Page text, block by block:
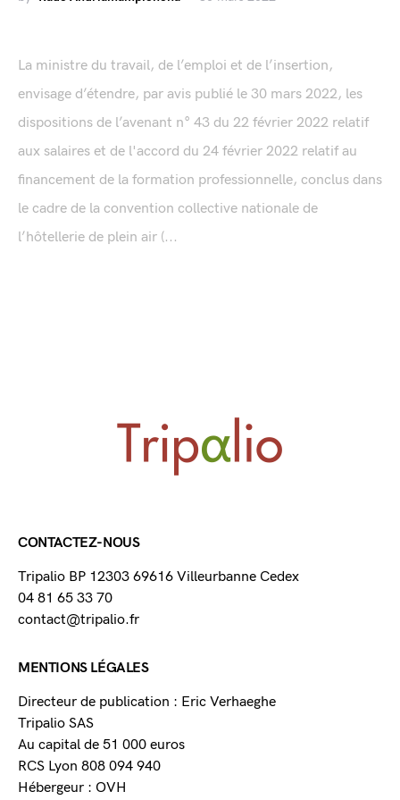
La ministre du travail, de l’emploi et de l’insertion,
envisage d’étendre, par avis publié le 30 mars 2022, les
dispositions de l’avenant n° 43 du 22 février 2022 relatif
aux salaires et de l'accord du 24 février 2022 relatif au
financement de la formation professionnelle, conclus dans
le cadre de la convention collective nationale de
l’hôtellerie de plein air (...
CONTACTEZ-NOUS
Tripalio BP 12303 69616 Villeurbanne Cedex
04 81 65 33 70
contact@tripalio.fr
MENTIONS LÉGALES
Directeur de publication : Eric Verhaeghe
Tripalio SAS
Au capital de 51 000 euros
RCS Lyon 808 094 940
Hébergeur : OVH